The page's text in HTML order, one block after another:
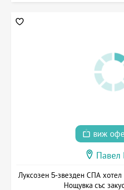
виж
Павел
Луксозен 5-звезден СПА
Нощувка със